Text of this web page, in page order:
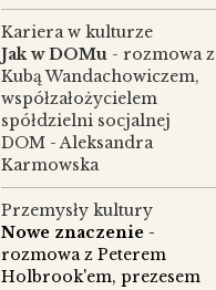
Kariera w kulturze
Jak w DOMu - rozmowa z
Kubą Wandachowiczem,
współzałożycielem
spółdzielni socjalnej
DOM - Aleksandra
Karmowska
Przemysły kultury
Nowe znaczenie -
rozmowa z Peterem
Holbrook'em, prezesem